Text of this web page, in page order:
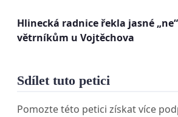
ohledem na nově zjištěné
nebyly v době původního
dostatečně zohledněny.
Hlinecká radnice řekla jasné
větrníkům u Vojtěchova
Sdílet tuto petici
Pomozte této petici získat více